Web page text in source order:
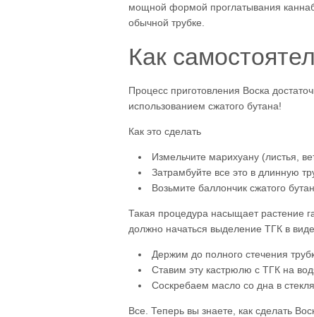
мощной формой проглатывания
обычной трубке.
Как
Процесс приготовления Воска
использованием сжатого бутана!
Как это сделать
Измельчите марихуану (листья,
Затрамбуйте все это в длинную
Возьмите баллончик сжатого
Такая процедура насыщает растение
должно начаться выделение ТГК в
Держим до полного стечения
Ставим эту кастрюлю с ТГК на
Соскребаем масло со дна в
Все. Теперь вы знаете, как сделать